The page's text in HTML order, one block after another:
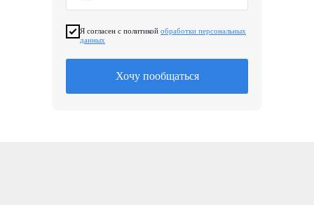
Я согласен с политикой обработки персональных
данных
Хочу пообщаться